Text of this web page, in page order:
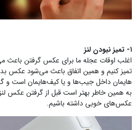
۱- تمیز نبودن لنز
اغلب اوقات عجله ما برای عکس گرفتن باعث
تمیز کنیم و همین اتفاق باعث می‌شود عکس
هایمان داخل جیب‌ها و یا کیف‌هایمان است و
به همین خاطر بهتر است قبل از گرفتن عکس
عکس‌های خوبی داشته باشیم.